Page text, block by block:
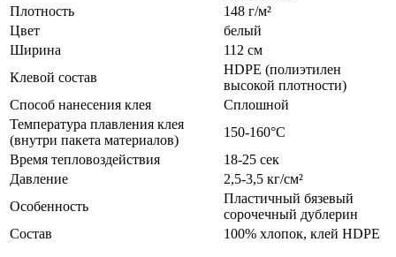
Плотность
148 г/м²
Цвет
белый
Ширина
112 см
Клевой состав
HDPE (полиэтилен
высокой плотности)
Способ нанесения клея
Сплошной
Температура плавления клея
(внутри пакета материалов)
150-160°С
Время тепловоздействия
18-25 сек
Давление
2,5-3,5 кг/см²
Особенность
Пластичный бязевый
сорочечный дублерин
Состав
100% хлопок, клей HDPE